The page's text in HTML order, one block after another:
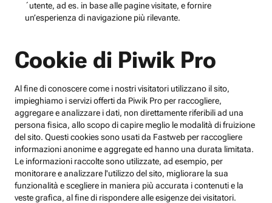
´utente, ad es. in base alle pagine visitate, e fornire
un’esperienza di navigazione più rilevante.
Cookie di Piwik Pro
Al fine di conoscere come i nostri visitatori utilizzano il sito,
impieghiamo i servizi offerti da Piwik Pro per raccogliere,
aggregare e analizzare i dati, non direttamente riferibili ad una
persona fisica, allo scopo di capire meglio le modalità di fruizione
del sito. Questi cookies sono usati da Fastweb per raccogliere
informazioni anonime e aggregate ed hanno una durata limitata.
Le informazioni raccolte sono utilizzate, ad esempio, per
monitorare e analizzare l'utilizzo del sito, migliorare la sua
funzionalità e scegliere in maniera più accurata i contenuti e la
veste grafica, al fine di rispondere alle esigenze dei visitatori.